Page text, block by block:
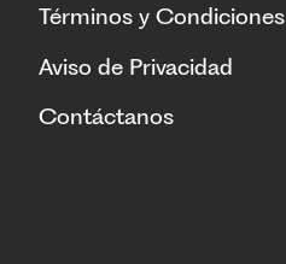
Términos y Condiciones
Aviso de Privacidad
Contáctanos